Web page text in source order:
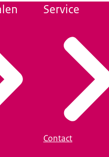
Service
Contact